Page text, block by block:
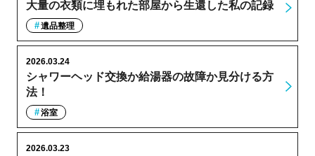
大量の衣類に埋もれた部屋から生還した私の記録
遺品整理
シャワーヘッド交換か給湯器の故障か見分ける方
法！
2026.03.24
浴室
2026.03.23